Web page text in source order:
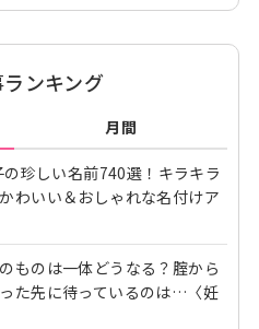
ンキング
月間
の珍しい名前740選！キラキラ
わいい＆おしゃれな名付けア
ものは一体どうなる？腟から
た先に待っているのは…〈妊